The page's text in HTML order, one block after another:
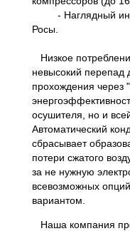
- Наглядный
Росы.
Низкое
невысокий перепад
прохождения через
осушителя, но и
Автоматический
сбрасывает
потери сжатого
за не нужную
всевозможных
вариантом.
Наша компания